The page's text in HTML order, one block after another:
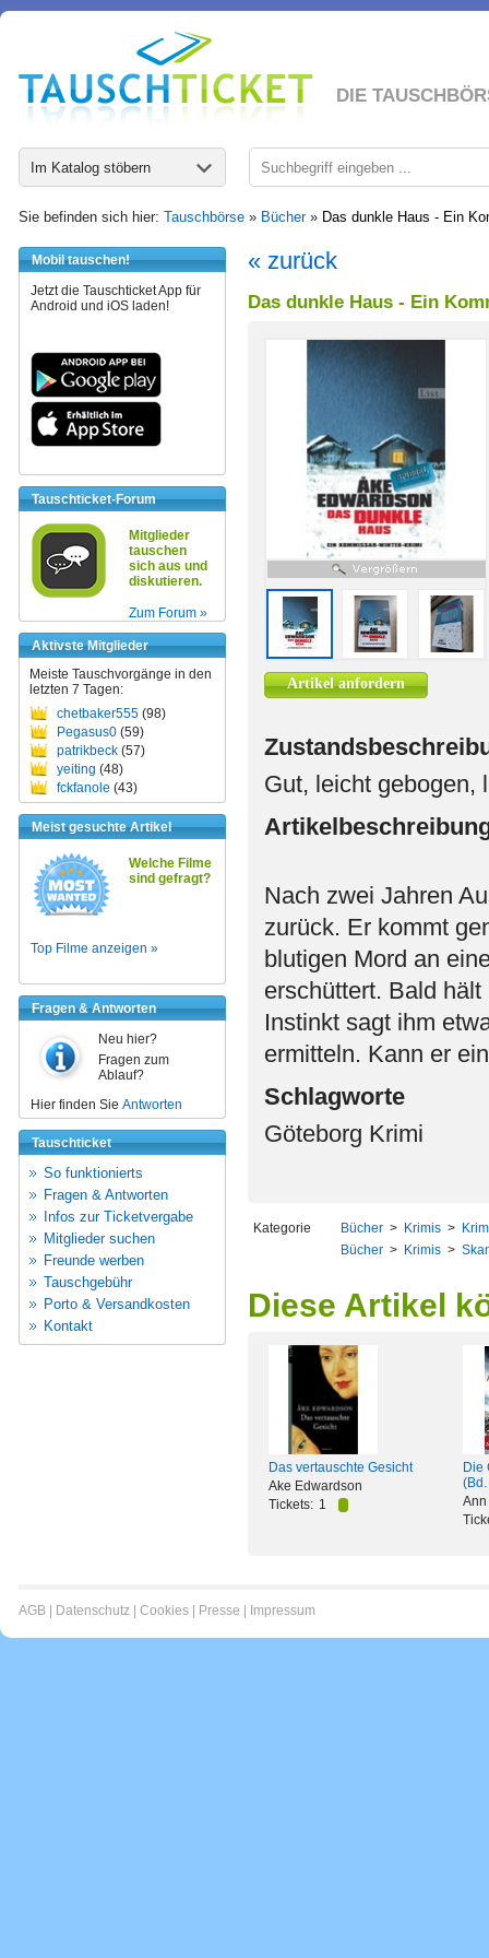
DIE
Im Katalog stöbern
Sie befinden sich hier: Tauschbörse » Bücher» Das dunkle Haus - Ein
Mobil tauschen!
Jetzt die Tauschticket App für
Android und iOS laden!
Tauschticket-Forum
Mitglieder
tauschen
sich aus und
diskutieren.
Zum Forum »
Aktivste Mitglieder
Meiste Tauschvorgänge in den
letzten 7 Tagen:
chetbaker555 (98)
Pegasus0 (59)
patrikbeck (57)
yeiting (48)
fckfanole (43)
Meist gesuchte Artikel
Welche Filme
sind gefragt?
Top Filme anzeigen »
Fragen & Antworten
Neu hier?
Fragen zum
Ablauf?
Hier finden Sie Antworten
Tauschticket
So funktionierts
Fragen & Antworten
Infos zur Ticketvergabe
Mitglieder suchen
Freunde werben
Tauschgebühr
Porto & Versandkosten
Kontakt
« zurück
Das dunkle Haus - Ein
Artikel anfordern
Gut, leicht gebogen,
Nach zwei Jahren
zurück. Er kommt
blutigen Mord an
erschüttert. Bald
Instinkt sagt ihm
ermitteln. Kann er
Schlagworte
Göteborg Krimi
Kategorie Bücher > Krimis >
Bücher > Krimis >
Diese Artikel
Das vertauschte Gesicht
Ake Edwardson
Tickets: 1
Die
AGB Datenschutz Cookies Presse Impressum